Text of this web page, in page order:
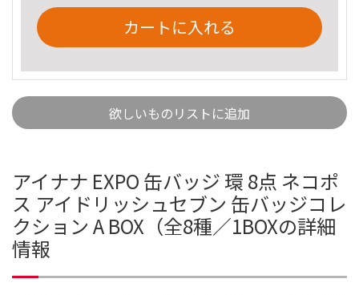
カートに入れる
欲しいものリストに追加
アイナナ EXPO 缶バッジ 環 8点 ネコポ
ス アイドリッシュセブン 缶バッジコレ
クション A BOX（全8種／1BOXの詳細
情報